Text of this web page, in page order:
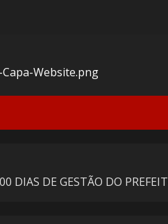
DIAS DE GESTÃO DO